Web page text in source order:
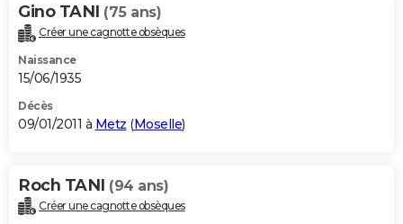
Gino TANI (75 ans)
Créer une cagnotte obsèques
Naissance
15/06/1935
Décès
09/01/2011 à Metz (Moselle)
Roch TANI (94 ans)
Créer une cagnotte obsèques